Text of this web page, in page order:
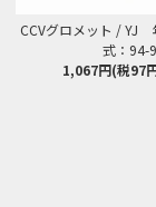
CCVグロメット / YJ
式：94-
1,067円(税97